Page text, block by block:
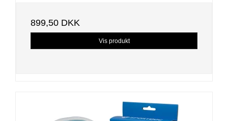
899,50 DKK
Vis produkt